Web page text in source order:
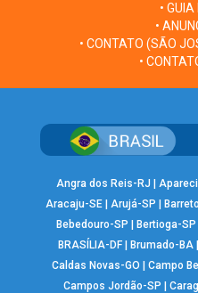
•
•
• CONTATO (SÃO
•
Angra dos Reis-RJ |
Aracaju-SE | Arujá-SP |
Bebedouro-SP |Bertioga-SP
BRASÍLIA-DF| Brumado-BA|
Caldas Novas-GO |Campo
Campos Jordão-SP |